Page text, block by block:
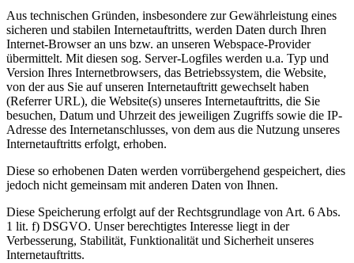
Aus technischen Gründen, insbesondere zur Gewährleistung eines
sicheren und stabilen Internetauftritts, werden Daten durch Ihren
Internet-Browser an uns bzw. an unseren Webspace-Provider
übermittelt. Mit diesen sog. Server-Logfiles werden u.a. Typ und
Version Ihres Internetbrowsers, das Betriebssystem, die Website,
von der aus Sie auf unseren Internetauftritt gewechselt haben
(Referrer URL), die Website(s) unseres Internetauftritts, die Sie
besuchen, Datum und Uhrzeit des jeweiligen Zugriffs sowie die IP-
Adresse des Internetanschlusses, von dem aus die Nutzung unseres
Internetauftritts erfolgt, erhoben.
Diese so erhobenen Daten werden vorrübergehend gespeichert, dies
jedoch nicht gemeinsam mit anderen Daten von Ihnen.
Diese Speicherung erfolgt auf der Rechtsgrundlage von Art. 6 Abs.
1 lit. f) DSGVO. Unser berechtigtes Interesse liegt in der
Verbesserung, Stabilität, Funktionalität und Sicherheit unseres
Internetauftritts.